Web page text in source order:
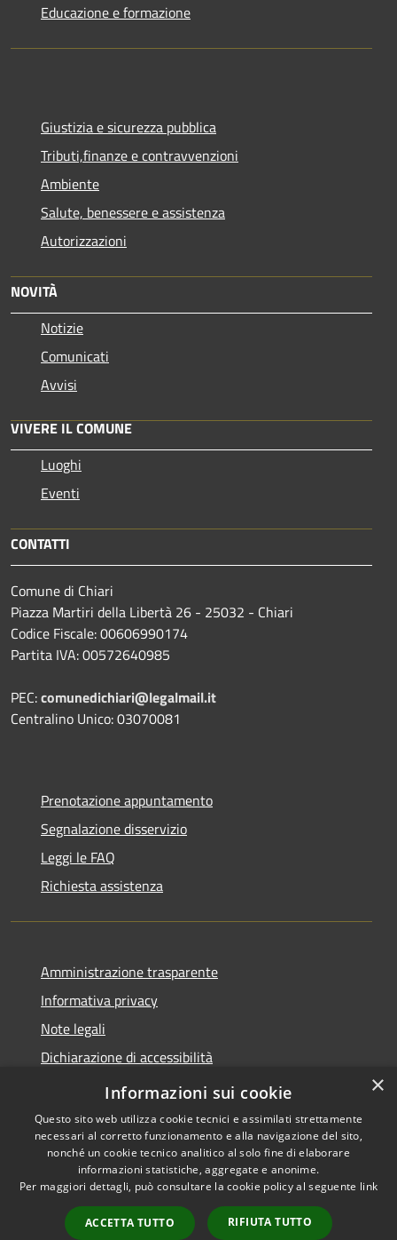
Educazione e formazione
Giustizia e sicurezza pubblica
Tributi,finanze e contravvenzioni
Ambiente
Salute, benessere e assistenza
Autorizzazioni
NOVITÀ
Notizie
Comunicati
Avvisi
VIVERE IL COMUNE
Luoghi
Eventi
CONTATTI
Comune di Chiari
Piazza Martiri della Libertà 26 - 25032 - Chiari
Codice Fiscale: 00606990174
Partita IVA: 00572640985
PEC:comunedichiari@legalmail.it
Centralino Unico: 03070081
Prenotazione appuntamento
Segnalazione disservizio
Leggi le FAQ
Richiesta assistenza
Amministrazione trasparente
Informativa privacy
Note legali
Dichiarazione di accessibilità
Obiettivi accessibilità
Accessibilità
Copyright © 2026 • Comune di
Chiari • Powered by
Municipium•
Accesso
×
Informazioni sui cookie
Questo sito web utilizza cookie tecnici e assimilati strettamente
necessari al corretto funzionamento e alla navigazione del sito,
nonché un cookie tecnico analitico al solo fine di elaborare
informazioni statistiche, aggregate e anonime.
Per maggiori dettagli, può consultare la cookie policy al seguente link
ACCETTA TUTTO RIFIUTA TUTTO